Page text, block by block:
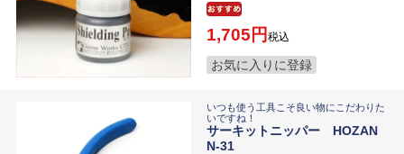
1,705 税込
お気に入りに登録
いつも使う工具こそ良い物にこだわりた
いですね！
サーキットニッパー HOZAN
N-31